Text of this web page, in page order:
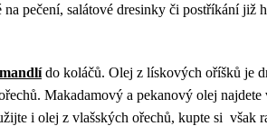
pečení, salátové dresinky či postříkání
mandlído koláčů. Olej z lískových oříšků je
Makadamový a pekanový olej
i olej z vlašských ořechů, kupte si však